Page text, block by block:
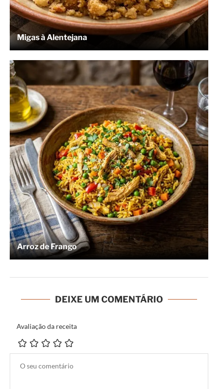
Migas à Alentejana
Arroz de Frango
DEIXE UM COMENTÁRIO
Avaliação da receita